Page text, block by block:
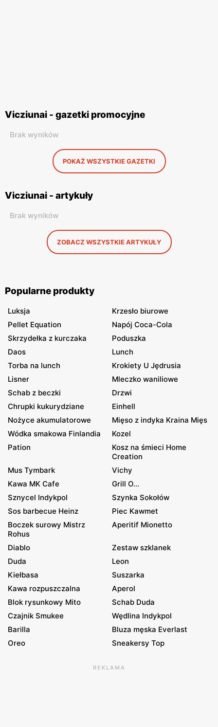
Vicziunai - gazetki promocyjne
Brak wyników
POKAŻ WSZYSTKIE GAZETKI
Vicziunai - artykuły
Brak wyników
ZOBACZ WSZYSTKIE ARTYKUŁY
Popularne produkty
Luksja
Krzesło biurowe
Pellet Equation
Napój Coca-Cola
Skrzydełka z kurczaka
Poduszka
Daos
Lunch
Torba na lunch
Krokiety U Jędrusia
Lisner
Mleczko waniliowe
Schab z beczki
Drzwi
Chrupki kukurydziane
Einhell
Nożyce akumulatorowe
Mięso z indyka Kraina Mięs
Wódka smakowa Finlandia
Kozel
Pation
Kosz na śmieci Home
Creation
Mus Tymbark
Vichy
Kawa MK Cafe
Grill O...
Sznycel Indykpol
Szynka Sokołów
Sos barbecue Heinz
Piec Kawmet
Boczek surowy Mistrz
Rohus
Aperitif Mionetto
Diablo
Zestaw szklanek
Duda
Leon
Kiełbasa
Suszarka
Kawa rozpuszczalna
Aperol
Blok rysunkowy Mito
Schab Duda
Czajnik Smukee
Wędlina Indykpol
Barilla
Bluza męska Everlast
Oreo
Sneakersy Top
REKLAMA